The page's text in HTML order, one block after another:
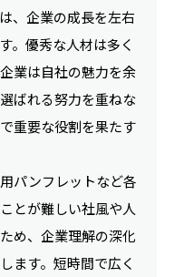
、企業の成長を左右
。優秀な人材は多く
業は自社の魅力を余
ばれる努力を重ねな
重要な役割を果たす
パンフレットなど各
とが難しい社風や人
め、企業理解の深化
ます。短時間で広く